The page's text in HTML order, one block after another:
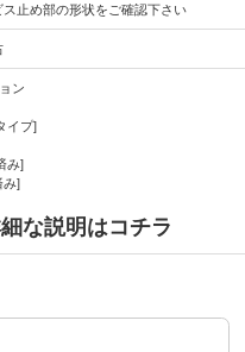
止め部の形状をご確認下さい
ン
イプ]
み]
み]
な説明はコチラ